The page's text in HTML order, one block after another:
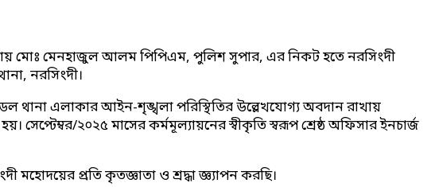
মোঃ মেনহাজুল আলম পিপিএম, পুলিশ সুপার, এর নিকট হতে নরসিংদী
নরসিংদী।
থানা এলাকার আইন-শৃঙ্খলা পরিস্থিতির উল্লেখযোগ্য অবদান রাখায়
২০২৫ মাসের কর্মমূল্যায়নের স্বীকৃতি স্বরূপ শ্রেষ্ঠ অফিসার ইনচার্জ
মহোদয়ের প্রতি কৃতজ্ঞাতা ও শ্রদ্ধা জ্ঞ্যাপন করছি।